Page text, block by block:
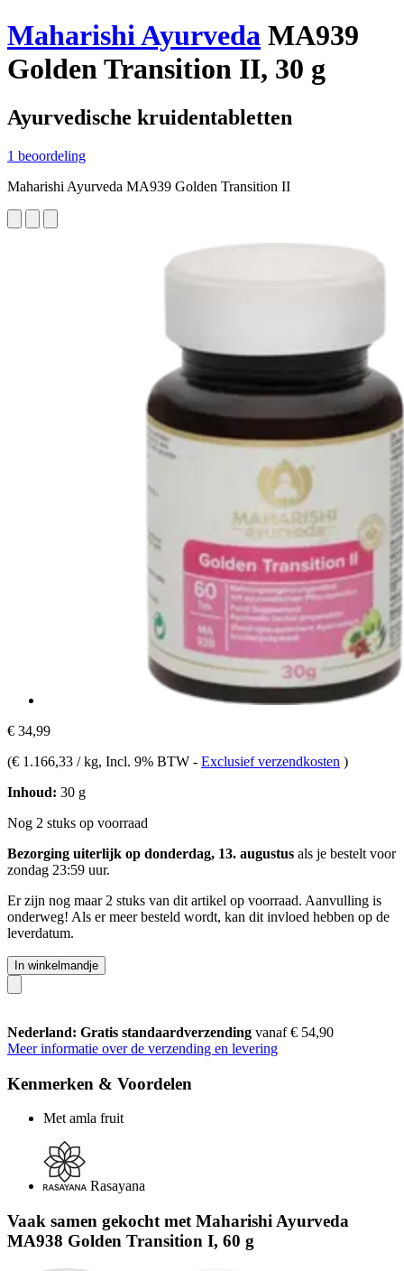
Maharishi Ayurveda MA939
Golden Transition II, 30 g
Ayurvedische kruidentabletten
1 beoordeling
Maharishi Ayurveda MA939 Golden Transition II
€ 34,99
(€ 1.166,33 / kg, Incl. 9% BTW - Exclusief verzendkosten )
Inhoud: 30 g
Nog 2 stuks op voorraad
Bezorging uiterlijk op donderdag, 13. augustus als je bestelt voor
zondag 23:59 uur.
Er zijn nog maar 2 stuks van dit artikel op voorraad. Aanvulling is
onderweg! Als er meer besteld wordt, kan dit invloed hebben op de
leverdatum.
In winkelmandje
Nederland: Gratis standaardverzending vanaf € 54,90
Meer informatie over de verzending en levering
Kenmerken & Voordelen
Met amla fruit
Rasayana
Vaak samen gekocht met Maharishi Ayurveda
MA938 Golden Transition I, 60 g